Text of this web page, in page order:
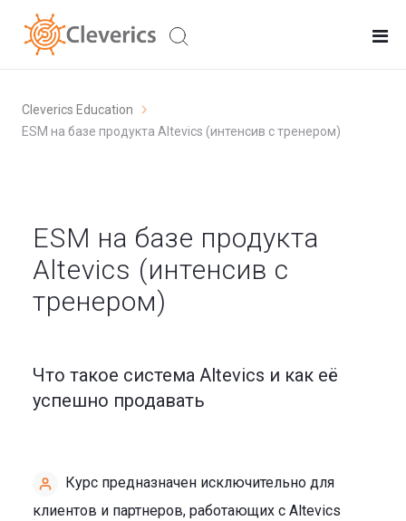
Cleverics Education
ESM на базе продукта Altevics (интенсив с тренером)
ESM на базе продукта
Altevics (интенсив с
тренером)
Что такое система Altevics и как её
успешно продавать
Курс предназначен исключительно для
клиентов и партнеров, работающих с Altevics